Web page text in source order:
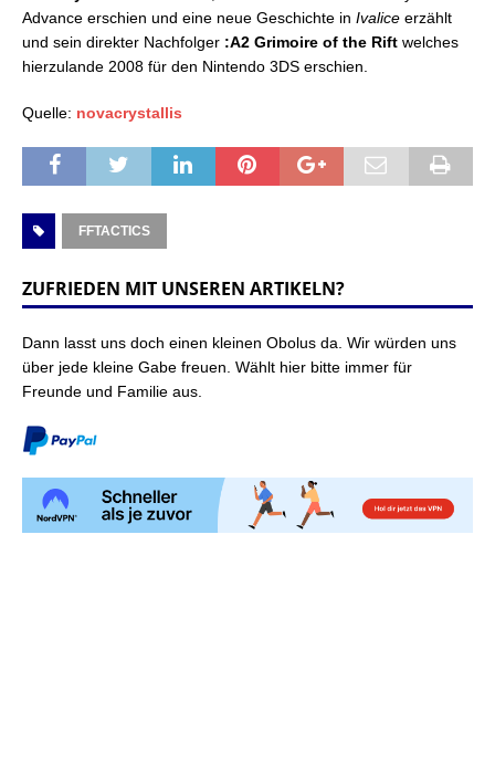
Advance erschien und eine neue Geschichte in Ivalice erzählt
und sein direkter Nachfolger :A2 Grimoire of the Rift welches
hierzulande 2008 für den Nintendo 3DS erschien.
Quelle: novacrystallis
FFTACTICS
ZUFRIEDEN MIT UNSEREN ARTIKELN?
Dann lasst uns doch einen kleinen Obolus da. Wir würden uns
über jede kleine Gabe freuen. Wählt hier bitte immer für
Freunde und Familie aus.